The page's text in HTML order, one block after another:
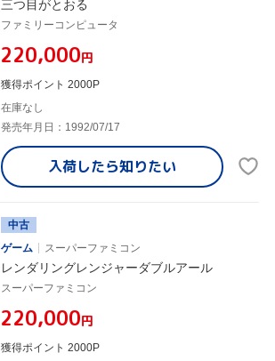
三つ目がとおる
ファミリーコンピュータ
¥220,000円
獲得ポイント 2000P
在庫なし
発売年月日：1992/07/17
入荷したら知りたい
中古
ゲーム
スーパーファミコン
レンダリングレンジャーダブルアール
スーパーファミコン
¥220,000円
獲得ポイント 2000P